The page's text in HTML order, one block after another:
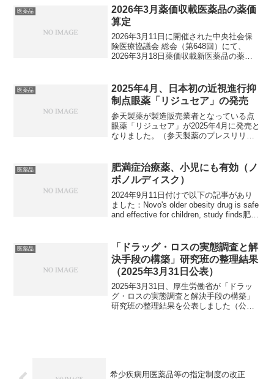
効成分がチルゼパチドの、イーライリリ
ーが2022年9...
医薬品
2026年3月薬価収載医薬品の薬価
算定
2026年3月11日に開催された中央社会保
険医療協議会 総会（第648回）にて、
2026年3月18日薬価収載新医薬品の薬価
（算定結果の資料はこちら）。迅速導入
加算今回は2...
医薬品
2025年4月、日本初の近視進行抑
制点眼薬「リジュセア」の発売
参天製薬が製造販売業者となっている点
眼薬「リジュセア」が2025年4月に発売と
なりました。（参天製薬のプレスリリー
は日本では初めての承認、発売となりま
す。ただし、とても...
医薬品
肥満症治療薬、小児にも有効（ノ
ボノルディスク）
2024年9月11日付けで以下の記事があり
ました：Novo's older obesity drug is safe
and effective for children, study finds肥満
医薬品
「ドラッグ・ロスの実態調査と解
決手段の構築」研究班の整理結果
（2025年3月31日公表）
2025年3月31日、厚生労働省が「ドラッ
グ・ロスの実態調査と解決手段の構築」
研究班の整理結果を公表しました（公表
希少疾病用医薬品等の指定制度の改正